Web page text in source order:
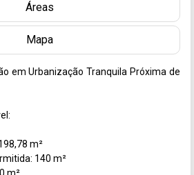
Áreas
Mapa
em Urbanização Tranquila Próxima de
m²
140 m²